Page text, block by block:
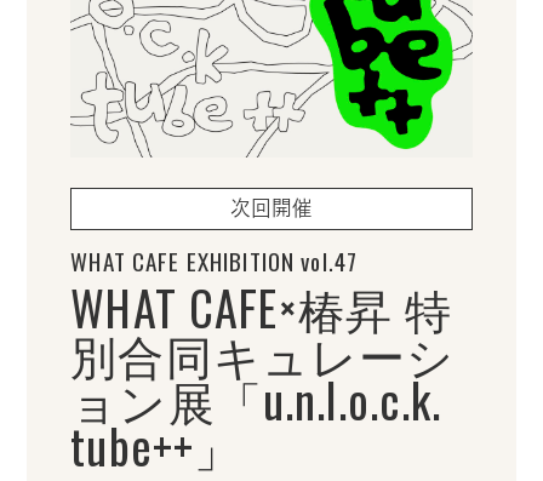
次回開催
WHAT CAFE EXHIBITION vol.47
WHAT CAFE×椿昇 特
別合同キュレーシ
ョン展「u.n.l.o.c.k.
tube++」